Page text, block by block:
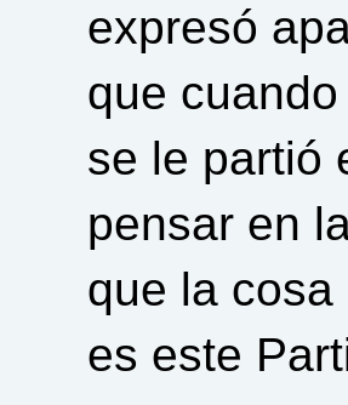
expresó
que
se le partió
pensar en
que la
es este